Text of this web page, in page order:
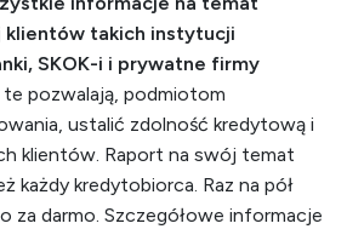
takich instytucji
SKOK-i i prywatne firmy
te pozwalają, podmiotom
ustalić zdolność kredytową i
klientów. Raport na swój temat
każdy kredytobiorca. Raz na pół
za darmo. Szczegółowe informacje